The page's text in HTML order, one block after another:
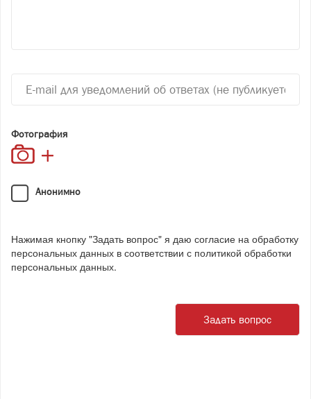
Фотография
Анонимно
Нажимая кнопку "Задать вопрос" я даю согласие на обработку
персональных данных в соответствии с политикой обработки
персональных данных.